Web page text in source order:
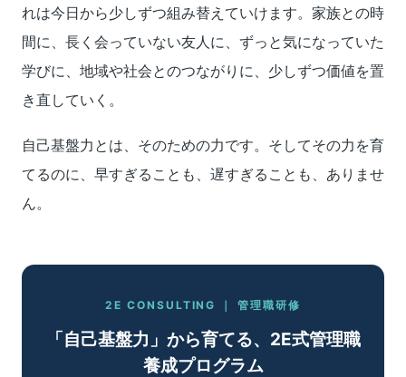
れは今日から少しずつ組み替えていけます。家族との時
間に、長く会っていない友人に、ずっと気になっていた
学びに、地域や社会とのつながりに、少しずつ価値を置
き直していく。
自己基盤力とは、そのための力です。そしてその力を育
てるのに、早すぎることも、遅すぎることも、ありませ
ん。
2E CONSULTING ｜ 管理職研修
「自己基盤力」から育てる、2E式管理職
養成プログラム